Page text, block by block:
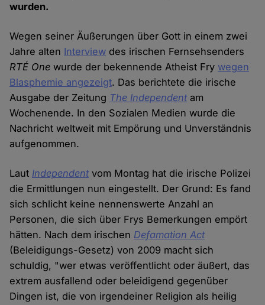
wurden.
Wegen seiner Äußerungen über Gott in einem zwei
Jahre alten Interview des irischen Fernsehsenders
RTÉ One wurde der bekennende Atheist Fry wegen
Blasphemie angezeigt. Das berichtete die irische
Ausgabe der Zeitung The Independentam
Wochenende. In den Sozialen Medien wurde die
Nachricht weltweit mit Empörung und Unverständnis
aufgenommen.
Laut Independentvom Montag hat die irische Polizei
die Ermittlungen nun eingestellt. Der Grund: Es fand
sich schlicht keine nennenswerte Anzahl an
Personen, die sich über Frys Bemerkungen empört
hätten. Nach dem irischen Defamation Act
(Beleidigungs-Gesetz) von 2009 macht sich
schuldig, "wer etwas veröffentlicht oder äußert, das
extrem ausfallend oder beleidigend gegenüber
Dingen ist, die von irgendeiner Religion als heilig